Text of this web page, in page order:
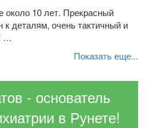
10 лет. Прекрасный
деталям, очень тактичный и
…
Показать еще...
- основатель
в Рунете!